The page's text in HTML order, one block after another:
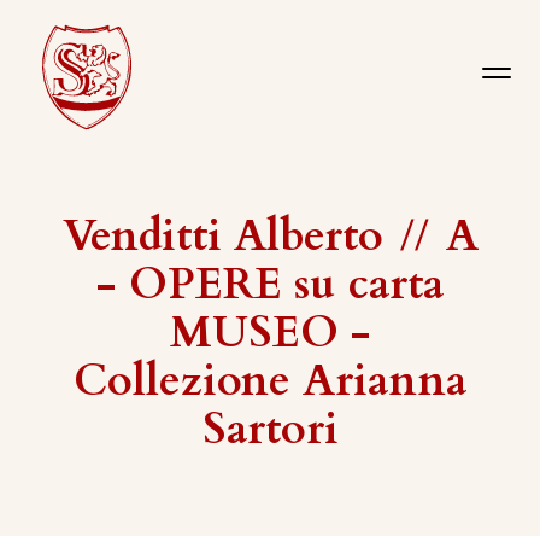
Venditti Alberto // A
- OPERE su carta
MUSEO -
Collezione Arianna
Sartori